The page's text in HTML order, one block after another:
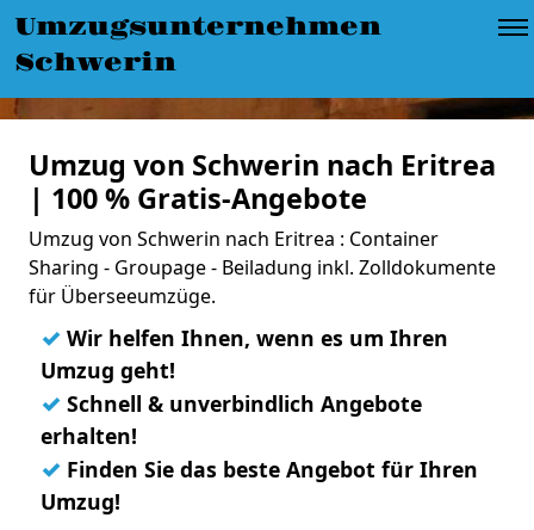
Umzugsunternehmen
Schwerin
Umzug von Schwerin nach Eritrea
| 100 % Gratis-Angebote
Umzug von Schwerin nach Eritrea : Container
Sharing - Groupage - Beiladung inkl. Zolldokumente
für Überseeumzüge.
✓ Wir helfen Ihnen, wenn es um Ihren
Umzug geht!
✓ Schnell & unverbindlich Angebote
erhalten!
✓ Finden Sie das beste Angebot für Ihren
Umzug!